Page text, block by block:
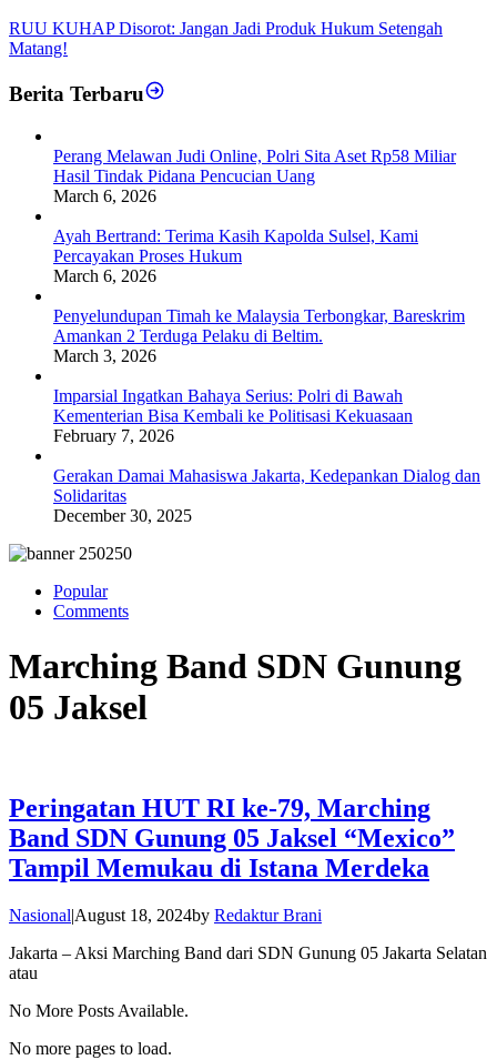
RUU KUHAP Disorot: Jangan Jadi Produk Hukum Setengah
Matang!
Berita Terbaru
Perang Melawan Judi Online, Polri Sita Aset Rp58 Miliar
Hasil Tindak Pidana Pencucian Uang
March 6, 2026
Ayah Bertrand: Terima Kasih Kapolda Sulsel, Kami
Percayakan Proses Hukum
March 6, 2026
Penyelundupan Timah ke Malaysia Terbongkar, Bareskrim
Amankan 2 Terduga Pelaku di Beltim.
March 3, 2026
Imparsial Ingatkan Bahaya Serius: Polri di Bawah
Kementerian Bisa Kembali ke Politisasi Kekuasaan
February 7, 2026
Gerakan Damai Mahasiswa Jakarta, Kedepankan Dialog dan
Solidaritas
December 30, 2025
Popular
Comments
Marching Band SDN Gunung
05 Jaksel
Peringatan HUT RI ke-79, Marching
Band SDN Gunung 05 Jaksel “Mexico”
Tampil Memukau di Istana Merdeka
Nasional|August 18, 2024by Redaktur Brani
Jakarta – Aksi Marching Band dari SDN Gunung 05 Jakarta Selatan
atau
No More Posts Available.
No more pages to load.